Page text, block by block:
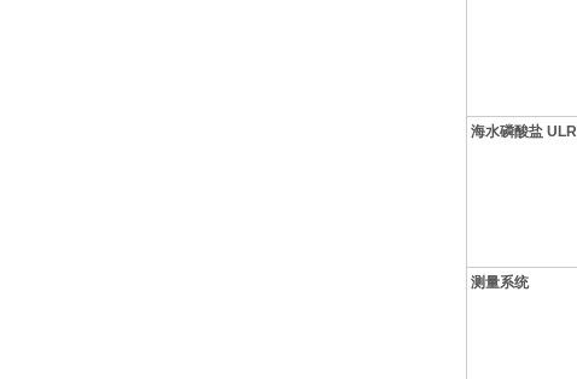
海水磷酸盐 ULR
测量系统